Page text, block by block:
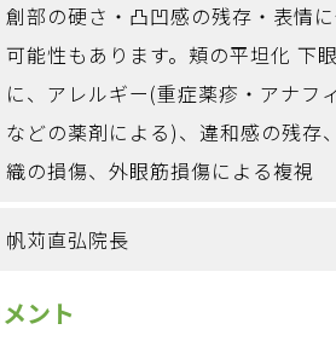
創部の硬さ・凸凹感の残存・表情
可能性もあります。頬の平坦化 下
に、アレルギー(重症薬疹・アナフ
などの薬剤による)、違和感の残存
織の損傷、外眼筋損傷による複視
帆苅直弘院長
ント